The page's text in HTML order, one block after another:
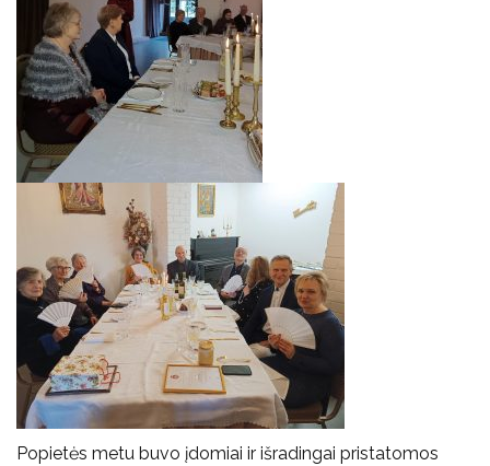
Popietės metu buvo įdomiai ir išradingai pristatomos